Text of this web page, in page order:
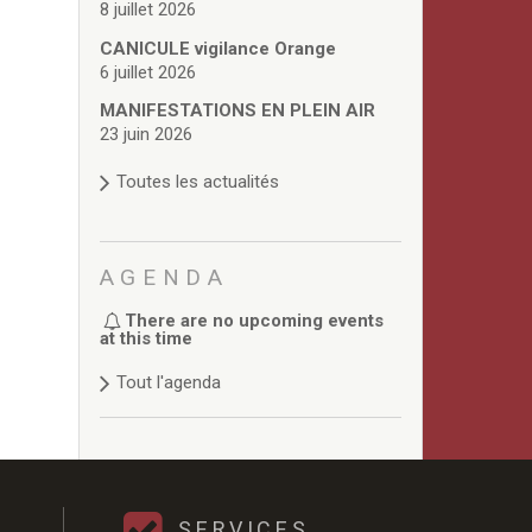
8 juillet 2026
CANICULE vigilance Orange
6 juillet 2026
MANIFESTATIONS EN PLEIN AIR
23 juin 2026
Toutes les actualités
AGENDA
There are no upcoming events
at this time
Tout l'agenda